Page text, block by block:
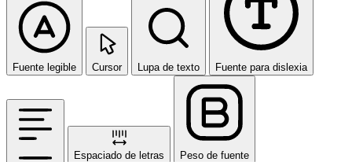
Fuente legible Cursor Lupa de texto Fuente para dislexia
Espaciado de letras Peso de fuente